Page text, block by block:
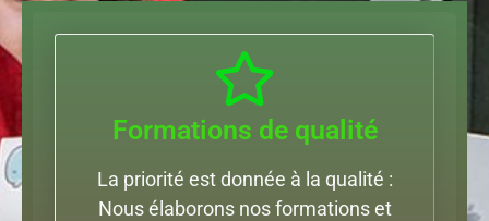
Formations de qualité
La priorité est donnée à la qualité :
Nous élaborons nos formations et